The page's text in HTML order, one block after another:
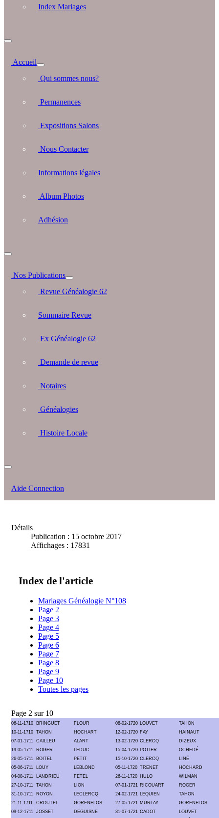
Index Mariages
Accueil
Qui sommes nous?
Permanences
Expositions Salons
Nous Contacter
Informations légales
Album Photos
Adhésion
Nos Publications
Revue Généalogie 62
Sommaire Revue
Ex Généalogie 62
Demande de revue
Notaires
Généalogies
Histoire Locale
Aide Connection
Détails
Publication : 15 octobre 2017
Affichages : 17831
Index de l'article
Mariages Généalogie N°108
Page 2
Page 3
Page 4
Page 5
Page 6
Page 7
Page 8
Page 9
Page 10
Toutes les pages
Page 2 sur 10
06-11-1710 BRINGUET FLOUR 08-02-1720 LOUVET
TAHON
10-11-1710 TAHON HOCHART 12-02-1720 FAY
HAINAUT
07-01-1711 CAILLEU ALART 13-02-1720 CLERCQ
DIZEUX
19-05-1711
ROGER LEDUC 15-04-1720 POTIER
OCHEDÉ
26-05-1711
BOITEL PETIT 15-10-1720 CLERCQ
LINÉ
05-06-1711
LOUY LEBLOND 05-11-1720 TRENET
HOCHARD
04-08-1711
LANDRIEU FETEL 26-11-1720 HULO
WILMAN
27-10-1711 TAHON LION 07-01-1721 RICOUART
ROGER
31-10-1711
ROYON LECLERCQ 24-02-1721 LEQUIEN
TAHON
21-11-1711
CROUTEL GORENFLOS 27-05-1721 MURLAY
GORENFLOS
09-12-1711 JOSSET DEGUISNE 31-07-1721 CADOT LOUVET